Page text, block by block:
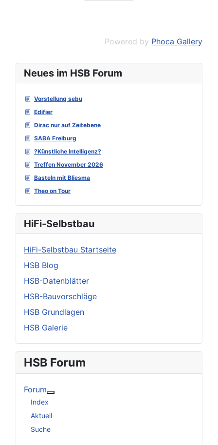
Neues im HSB Forum
Vorstellung sebu
Edifier
Dirac nur auf Zeitebene
SABA Freiburg
?Künstliche Intelligenz?
Treffen November 2026
Basteln mit Bliesma
Theo on Tour
HiFi-Selbstbau
HiFi-Selbstbau Startseite
HSB Blog
HSB-Datenblätter
HSB-Bauvorschläge
HSB Grundlagen
HSB Galerie
HSB Forum
Forum
Index
Aktuell
Suche
Powered by Phoca Gallery